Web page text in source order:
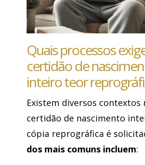
Quais processos
certidão de
inteiro teor
Existem diversos contextos
certidão de nascimento
cópia reprográfica é
dos mais comuns incluem: